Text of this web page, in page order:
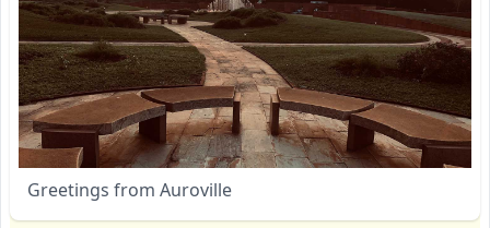
Greetings from Auroville